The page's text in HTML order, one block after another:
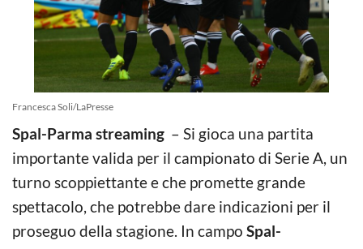
Francesca Soli/LaPresse
Spal-Parma streaming – Si gioca una partita
importante valida per il campionato di Serie A, un
turno scoppiettante e che promette grande
spettacolo, che potrebbe dare indicazioni per il
proseguo della stagione. In campo Spal-